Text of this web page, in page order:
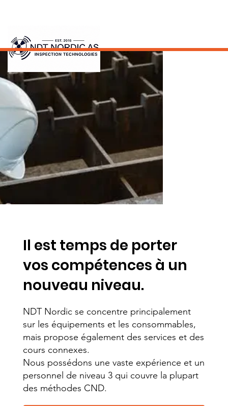
Il est temps de porter
vos compétences à un
nouveau niveau.
NDT Nordic se concentre principalement
sur les équipements et les consommables,
mais propose également des services et des
cours connexes.
Nous possédons une vaste expérience et un
personnel de niveau 3 qui couvre la plupart
des méthodes CND.